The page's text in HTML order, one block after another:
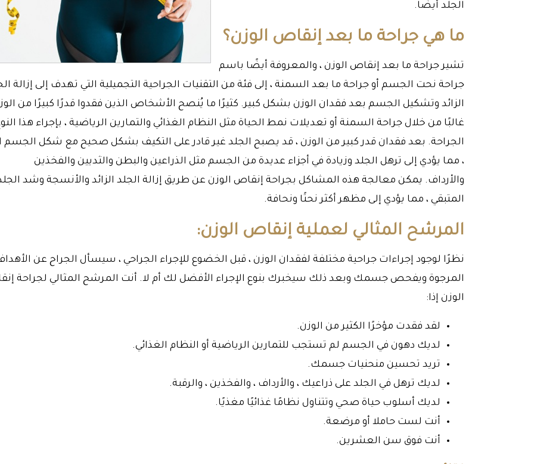
الجلد أيضًا.
ما هي جراحة ما بعد إنقاص الوزن؟
تشير جراحة ما بعد إنقاص الوزن ، والمعروفة أيضًا باسم
جراحة نحت الجسم أو جراحة ما بعد السمنة ، إلى فئة من التقنيات الجراحية التجميلية التي تهدف إلى إزالة
الزائد وتشكيل الجسم بعد فقدان الوزن بشكل كبير. كثيرًا ما يُنصح الأشخاص الذين فقدوا قدرًا كبيرًا من
غالبًا من خلال جراحة السمنة أو تعديلات نمط الحياة مثل النظام الغذائي والتمارين الرياضية ، بإجراء هذا
الجراحة. بعد فقدان قدر كبير من الوزن ، قد يصبح الجلد غير قادر على التكيف بشكل صحيح مع شكل الجسم
، مما يؤدي إلى ترهل الجلد وزيادة في أجزاء عديدة من الجسم مثل الذراعين والبطن والثديين والفخذين
والأرداف. يمكن معالجة هذه المشاكل بجراحة إنقاص الوزن عن طريق إزالة الجلد الزائد والأنسجة وشد
المتبقي ، مما يؤدي إلى مظهر أكثر نحتًا ونحافة.
المرشح المثالي لعملية إنقاص الوزن:
نظرًا لوجود إجراءات جراحية مختلفة لفقدان الوزن ، قبل الخضوع للإجراء الجراحي ، سيسأل الجراح عن
المرجوة ويفحص جسمك وبعد ذلك سيخبرك بنوع الإجراء الأفضل لك أم لا. أنت المرشح المثالي لجراحة
الوزن إذا:
لقد فقدت مؤخرًا الكثير من الوزن.
لديك دهون في الجسم لم تستجب للتمارين الرياضية أو النظام الغذائي.
تريد تحسين منحنيات جسمك.
لديك ترهل في الجلد على ذراعيك ، والأرداف ، والفخذين ، والرقبة.
لديك أسلوب حياة صحي وتتناول نظامًا غذائيًا مغذيًا.
أنت لست حاملا أو مرضعة.
أنت فوق سن العشرين.